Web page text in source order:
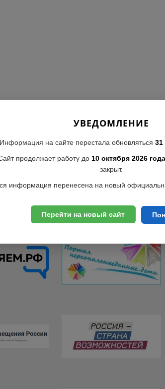
УВЕДОМЛЕНИЕ
на сайте перестала обновляться 31
продолжает работу до 10 октября 2026 года
закрыт.
информация перенесена на новый
Перейти на новый сайт